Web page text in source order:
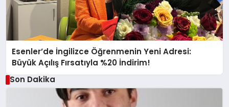
Esenler’de İngilizce Öğrenmenin Yeni Adresi:
Büyük Açılış Fırsatıyla %20 İndirim!
Son Dakika